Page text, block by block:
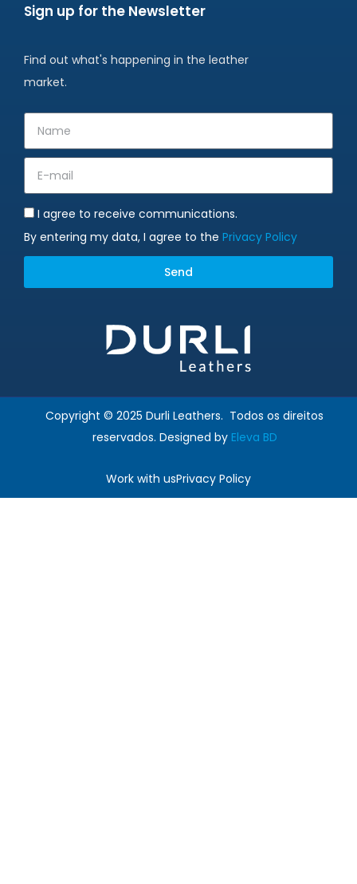
Sign up for the Newsletter
Find out what's happening in the leather
market.
I agree to receive communications.
By entering my data, I agree to the Privacy Policy
Send
Copyright © 2025 Durli Leathers. Todos os direitos
reservados. Designed by Eleva BD
Work with usPrivacy Policy